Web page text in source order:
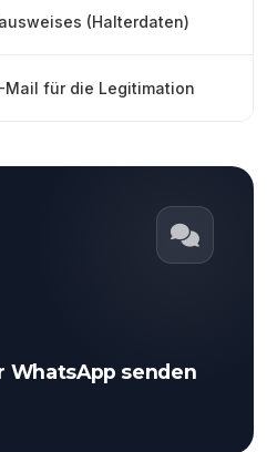
(Halterdaten)
Mail für die Legitimation
WhatsApp senden